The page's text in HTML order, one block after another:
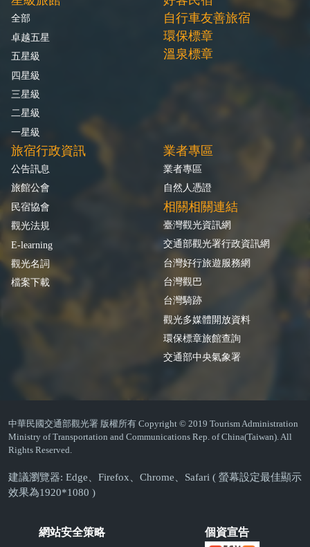
全部
卓越五星
五星級
四星級
三星級
二星級
一星級
自行車友善旅宿
環保標章
溫泉標章
旅宿行政資訊
公告訊息
旅館公會
民宿協會
觀光法規
E-learning
觀光名詞
檔案下載
業者專區
業者專區
自然人憑證
相關相關連結
臺灣觀光資訊網
交通部觀光署行政資訊網
台灣好行旅遊服務網
台灣觀巴
台灣騎跡
觀光多媒體開放資料
環保標章旅館查詢
交通部中央氣象署
中華民國交通部觀光署 版權所有 Copyright © 2019 Tourism Administration
Ministry of Transportation and Communications Rep. of China(Taiwan). All
Rights Reserved.
建議瀏覽器: Edge、Firefox、Chrome、Safari ( 螢幕設定最佳顯示
效果為1920*1080 )
網站安全策略 個資宣告